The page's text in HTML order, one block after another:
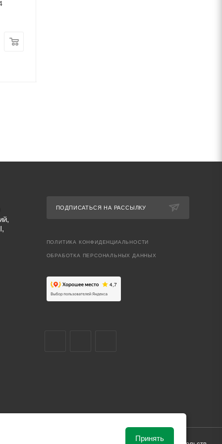
ПОДПИСАТЬСЯ НА РАССЫЛКУ
ПОЛИТИКА КОНФИДЕНЦИАЛЬНОСТИ
ОБРАБОТКА ПЕРСОНАЛЬНЫХ ДАННЫХ
Принять